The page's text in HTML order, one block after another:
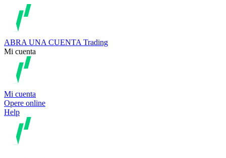
ABRA UNA CUENTA Trading
Mi cuenta
Mi cuenta
Opere online
Help